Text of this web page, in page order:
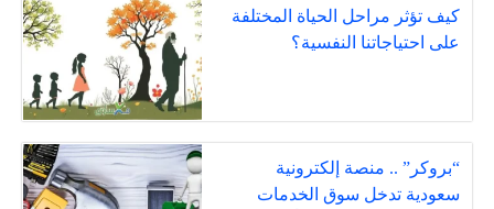
كيف تؤثر مراحل الحياة المختلفة
على احتياجاتنا النفسية؟
“بروكر” .. منصة إلكترونية
سعودية تدخل سوق الخدمات